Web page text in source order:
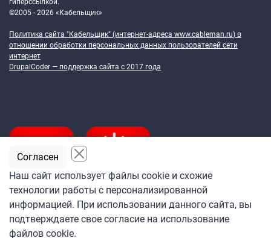
гиперссылкой.
©2005 - 2026 «Кабельщик»
Политика сайта "Кабельщик" (интернет-адреса www.cableman.ru) в
отношении обработки персональных данных пользователей сети
интернет
DrupalCoder — поддержка сайта c 2017 года
Подпишитесь
на ежедневную рассылку
«Кабельщика»
Наш сайт использует файлы cookie и схожие
технологии работы с персонализированной
информацией. При использовании данного сайта, вы
подтверждаете свое согласие на использование
файлов cookie.
Согласен